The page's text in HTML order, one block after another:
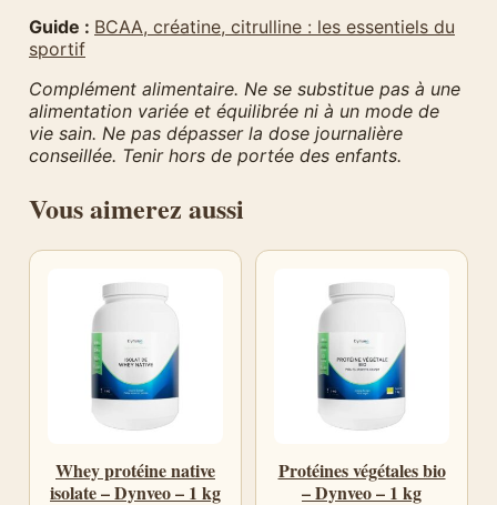
Guide : BCAA, créatine, citrulline : les essentiels du
sportif
Complément alimentaire. Ne se substitue pas à une
alimentation variée et équilibrée ni à un mode de
vie sain. Ne pas dépasser la dose journalière
conseillée. Tenir hors de portée des enfants.
Vous aimerez aussi
Whey protéine native
isolate – Dynveo – 1 kg
Protéines végétales bio
– Dynveo – 1 kg